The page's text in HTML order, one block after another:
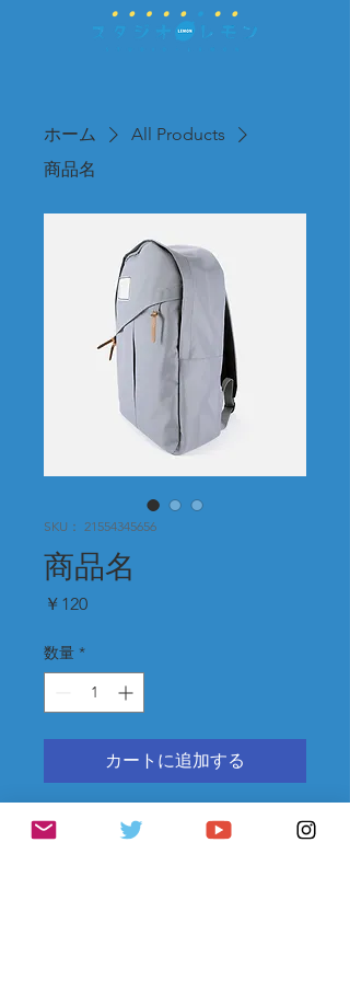
ホーム
All Products
商品名
SKU： 21554345656
商品名
￥120価
数量 *
カートに追加する
商品の詳細を入力してください。あな
たの商品の特徴やおすすめのポイント